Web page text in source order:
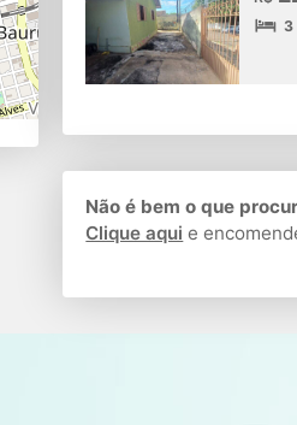
3
Não é bem o que
Clique aqui e